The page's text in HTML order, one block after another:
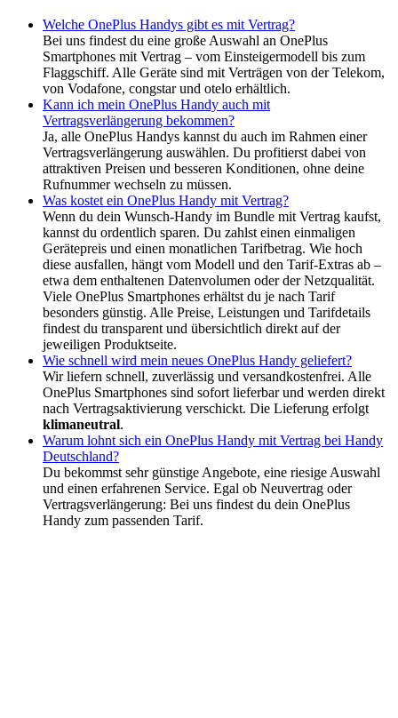
Welche OnePlus Handys gibt es mit Vertrag?
Bei uns findest du eine große Auswahl an OnePlus
Smartphones mit Vertrag – vom Einsteigermodell bis zum
Flaggschiff. Alle Geräte sind mit Verträgen von der Telekom,
von Vodafone, congstar und otelo erhältlich.
Kann ich mein OnePlus Handy auch mit
Vertragsverlängerung bekommen?
Ja, alle OnePlus Handys kannst du auch im Rahmen einer
Vertragsverlängerung auswählen. Du profitierst dabei von
attraktiven Preisen und besseren Konditionen, ohne deine
Rufnummer wechseln zu müssen.
Was kostet ein OnePlus Handy mit Vertrag?
Wenn du dein Wunsch-Handy im Bundle mit Vertrag kaufst,
kannst du ordentlich sparen. Du zahlst einen einmaligen
Gerätepreis und einen monatlichen Tarifbetrag. Wie hoch
diese ausfallen, hängt vom Modell und den Tarif-Extras ab –
etwa dem enthaltenen Datenvolumen oder der Netzqualität.
Viele OnePlus Smartphones erhältst du je nach Tarif
besonders günstig. Alle Preise, Leistungen und Tarifdetails
findest du transparent und übersichtlich direkt auf der
jeweiligen Produktseite.
Wie schnell wird mein neues OnePlus Handy geliefert?
Wir liefern schnell, zuverlässig und versandkostenfrei. Alle
OnePlus Smartphones sind sofort lieferbar und werden direkt
nach Vertragsaktivierung verschickt. Die Lieferung erfolgt
klimaneutral.
Warum lohnt sich ein OnePlus Handy mit Vertrag bei Handy
Deutschland?
Du bekommst sehr günstige Angebote, eine riesige Auswahl
und einen erfahrenen Service. Egal ob Neuvertrag oder
Vertragsverlängerung: Bei uns findest du dein OnePlus
Handy zum passenden Tarif.